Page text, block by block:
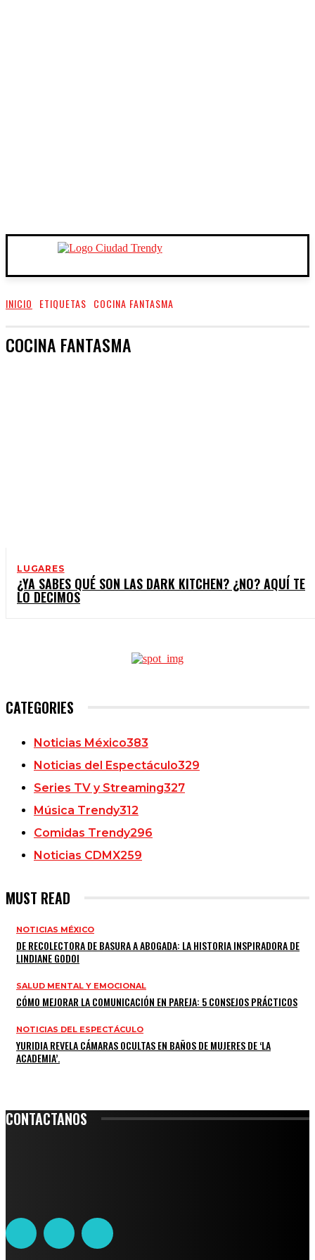
INICIO ETIQUETAS COCINA FANTASMA
COCINA FANTASMA
LUGARES
¿YA SABES QUÉ SON LAS DARK KITCHEN? ¿NO? AQUÍ TE
LO DECIMOS
CATEGORIES
Noticias México383
Noticias del Espectáculo329
Series TV y Streaming327
Música Trendy312
Comidas Trendy296
Noticias CDMX259
MUST READ
NOTICIAS MÉXICO
DE RECOLECTORA DE BASURA A ABOGADA: LA HISTORIA INSPIRADORA DE
LINDIANE GODOI
SALUD MENTAL Y EMOCIONAL
CÓMO MEJORAR LA COMUNICACIÓN EN PAREJA: 5 CONSEJOS PRÁCTICOS
NOTICIAS DEL ESPECTÁCULO
YURIDIA REVELA CÁMARAS OCULTAS EN BAÑOS DE MUJERES DE ‘LA
ACADEMIA’.
CONTACTANOS